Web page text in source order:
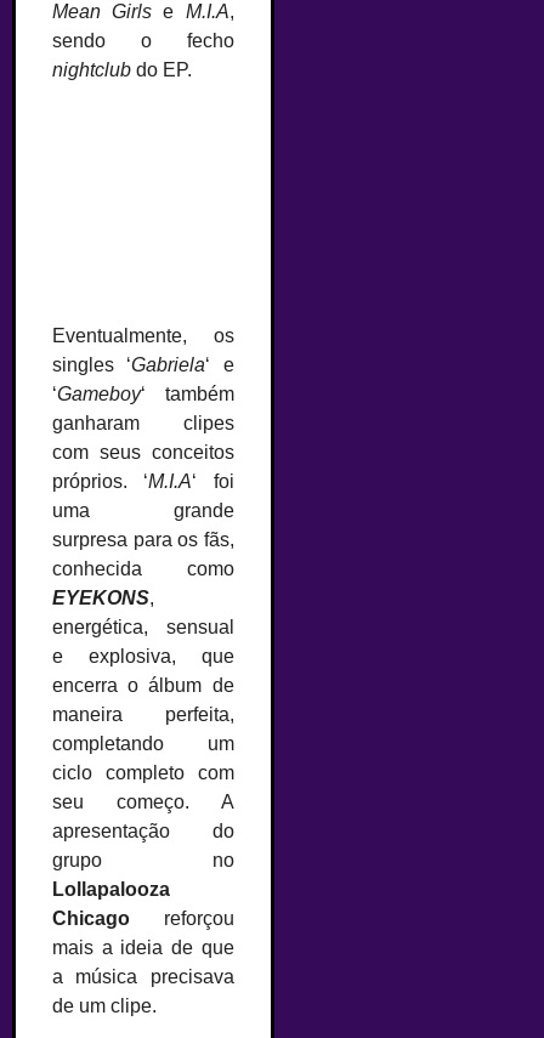
Mean Girls e M.I.A,
sendo o fecho
nightclub do EP.
Eventualmente, os
singles ‘Gabriela‘ e
‘Gameboy‘ também
ganharam clipes
com seus conceitos
próprios. ‘M.I.A‘ foi
uma grande
surpresa para os fãs,
conhecida como
EYEKONS,
energética, sensual
e explosiva, que
encerra o álbum de
maneira perfeita,
completando um
ciclo completo com
seu começo. A
apresentação do
grupo no
Lollapalooza
Chicago reforçou
mais a ideia de que
a música precisava
de um clipe.